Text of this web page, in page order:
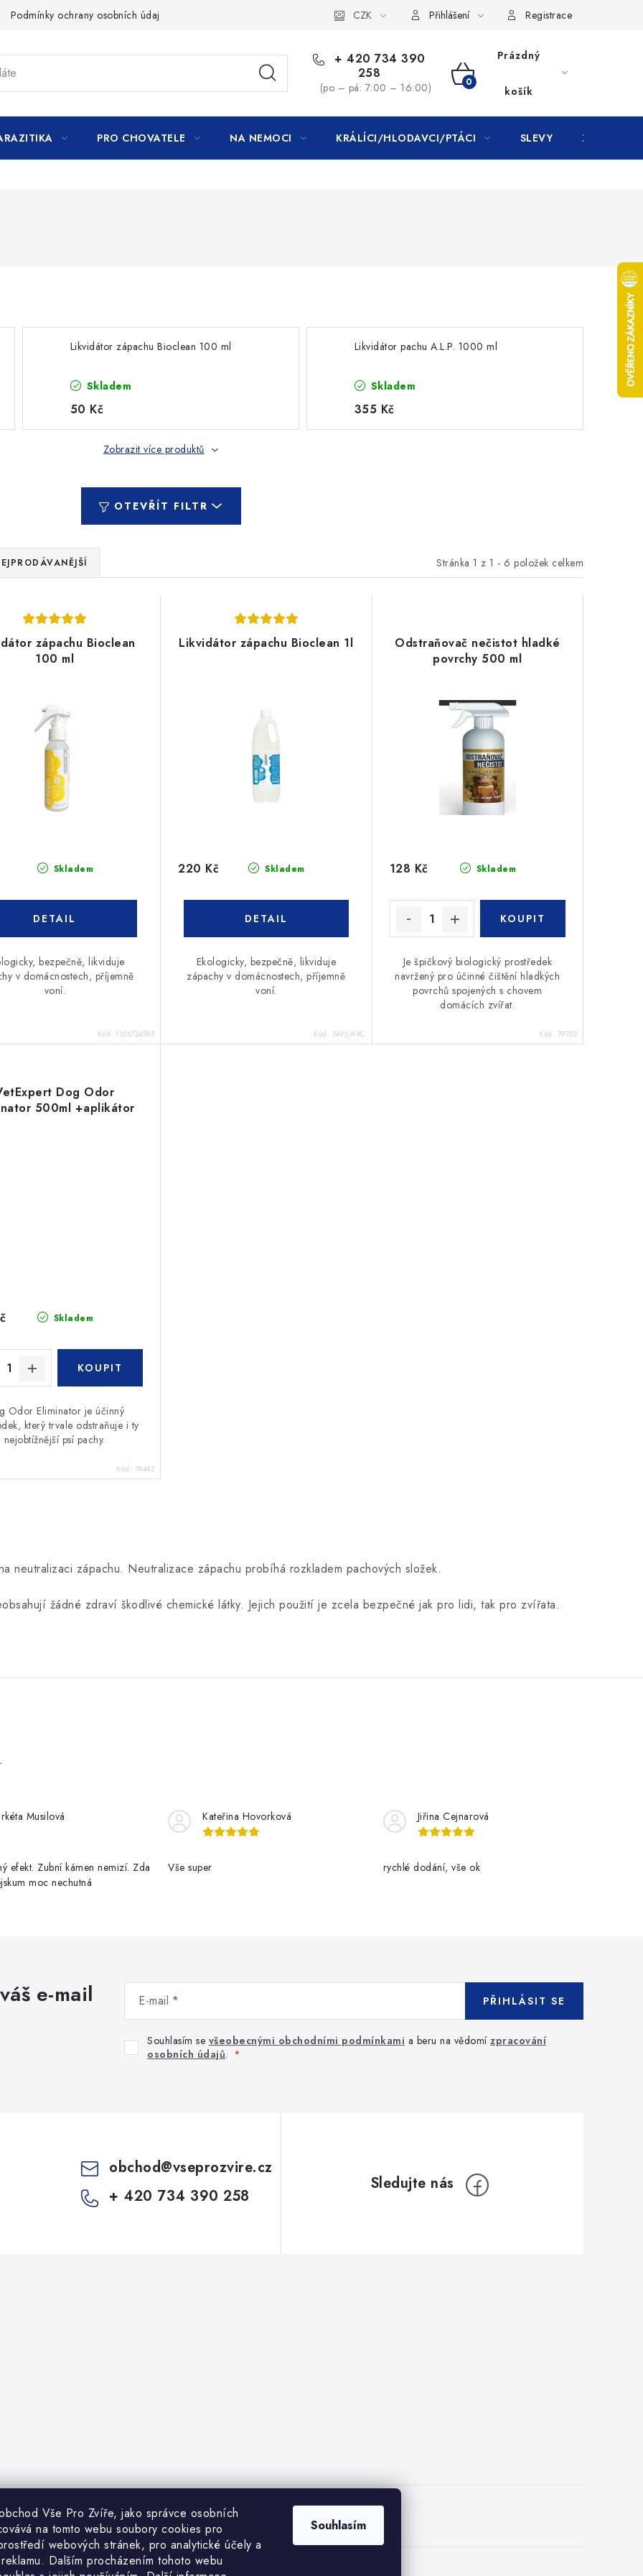
Vše Pro Zvíře, jako správce osobních
na tomto webu soubory cookies pro
webových stránek, pro analytické účely a
Dalším procházením tohoto webu
Souhlasím
Podmínky ochrany osobních údajů CZK Přihlášení Registrace
+ 420 734 390
258
(po – pá: 7:00 – 16:00)
NÁKUPNÍ
KOŠÍK
Prázdný
košík
PRO CHOVATELE NA NEMOCI KRÁLÍCI/HLODAVCI/PTÁCI SLEVY ZNAČKY
Likvidátor zápachu Bioclean 100 ml
Skladem
50 Kč
Likvidátor pachu A.L.P. 1000 ml
Skladem
355 Kč
Zobrazit více produktů
OTEVŘÍT FILTR
Stránka 1 z 1 - 6 položek celkem
zápachu Bioclean
100 ml
Skladem
bezpečně, likviduje
v domácnostech, příjemně
voní.
Kód: 1326724985
Likvidátor zápachu Bioclean 1l
Skladem
220 Kč
Ekologicky, bezpečně, likviduje
zápachy v domácnostech, příjemně
voní.
Kód: 5493/ARC
Odstraňovač nečistot hladké
povrchy 500 ml
Skladem
128 Kč
Je špičkový biologický prostředek
navržený pro účinné čištění hladkých
povrchů spojených s chovem
domácích zvířat.
Kód: 79752
Dog Odor
500ml +aplikátor
Skladem
Odor Eliminator je účinný
který trvale odstraňuje i ty
nejobtížnější psí pachy.
Kód: 78442
neutralizaci zápachu. Neutralizace zápachu probíhá rozkladem pachových složek.
žádné zdraví škodlivé chemické látky. Jejich použití je zcela bezpečné jak pro lidi, tak pro zvířata.
Musilová
efekt. Zubní kámen nemizí. Zda
moc nechutná
Kateřina Hovorková
Vše super
Jiřina Cejnarová
rychlé dodání, vše ok
e-mail E-mail
Souhlasím se všeobecnými obchodními podmínkami a beru na vědomí zpracování
osobních údajů.
PŘIHLÁSIT SE
obchod@vseprozvire.cz
+ 420 734 390 258
podmínky Heuréka recenze VseProZvire.cz 2011-2024